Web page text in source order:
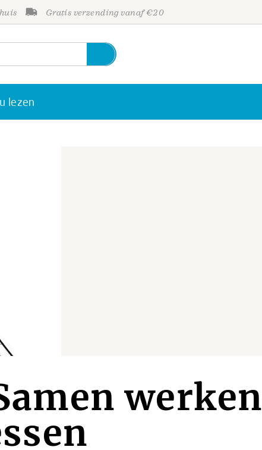
Gratis verzending vanaf €20
lezen
werken
Personen